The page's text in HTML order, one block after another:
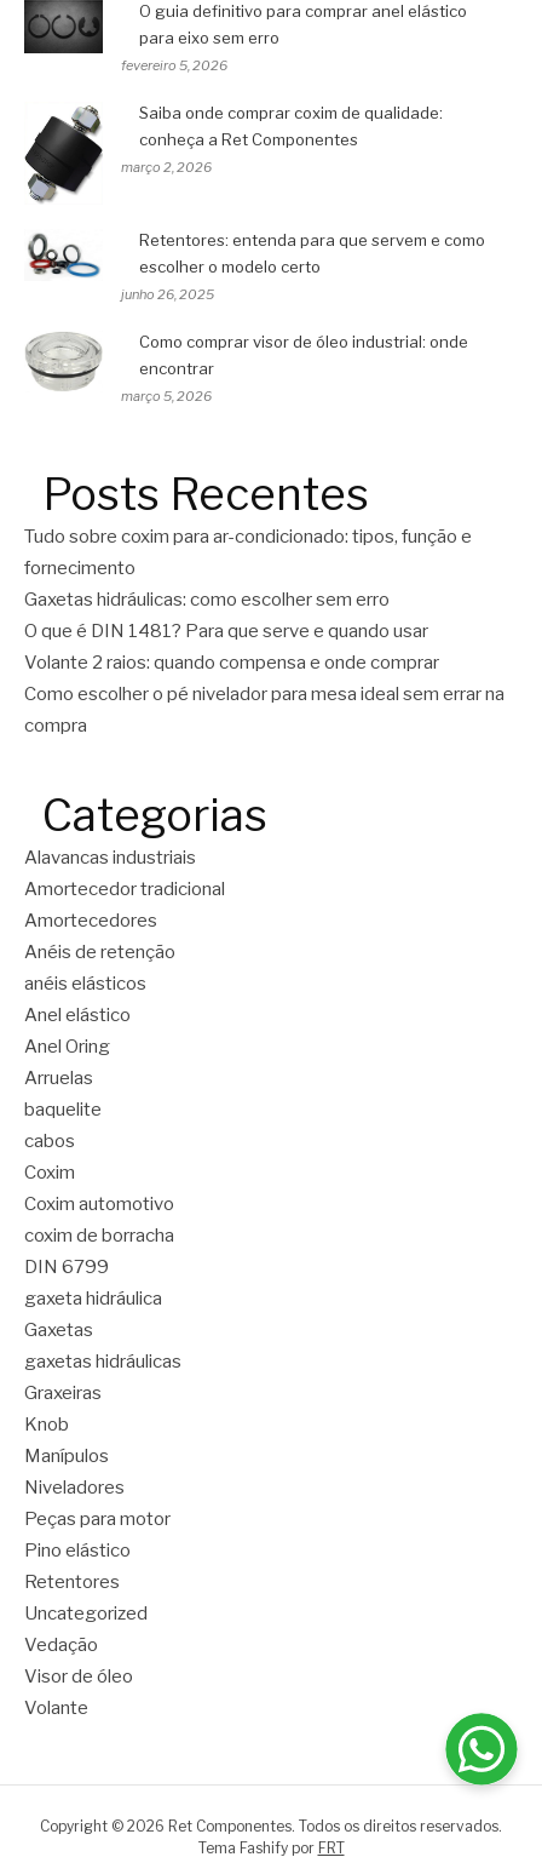
O guia definitivo para comprar anel elástico
para eixo sem erro
fevereiro 5, 2026
Saiba onde comprar coxim de qualidade:
conheça a Ret Componentes
março 2, 2026
Retentores: entenda para que servem e como
escolher o modelo certo
junho 26, 2025
Como comprar visor de óleo industrial: onde
encontrar
março 5, 2026
Posts Recentes
Tudo sobre coxim para ar-condicionado: tipos, função e
fornecimento
Gaxetas hidráulicas: como escolher sem erro
O que é DIN 1481? Para que serve e quando usar
Volante 2 raios: quando compensa e onde comprar
Como escolher o pé nivelador para mesa ideal sem errar na
compra
Categorias
Alavancas industriais
Amortecedor tradicional
Amortecedores
Anéis de retenção
anéis elásticos
Anel elástico
Anel Oring
Arruelas
baquelite
cabos
Coxim
Coxim automotivo
coxim de borracha
DIN 6799
gaxeta hidráulica
Gaxetas
gaxetas hidráulicas
Graxeiras
Knob
Manípulos
Niveladores
Peças para motor
Pino elástico
Retentores
Uncategorized
Vedação
Visor de óleo
Volante
Copyright © 2026 Ret Componentes. Todos os direitos reservados.
Tema Fashify por FRT